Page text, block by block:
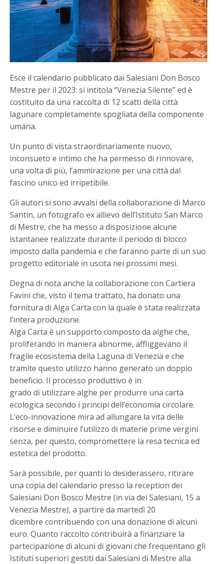
Esce il calendario pubblicato dai Salesiani Don Bosco
Mestre per il 2023: si intitola “Venezia Silente” ed è
costituito da una raccolta di 12 scatti della città
lagunare completamente spogliata della componente
umana.
Un punto di vista straordinariamente nuovo,
inconsueto e intimo che ha permesso di rinnovare,
una volta di più, l’ammirazione per una città dal
fascino unico ed irripetibile.
Gli autori si sono avvalsi della collaborazione di Marco
Santin, un fotografo ex allievo dell’Istituto San Marco
di Mestre, che ha messo a disposizione alcune
istantanee realizzate durante il periodo di blocco
imposto dalla pandemia e che faranno parte di un suo
progetto editoriale in uscita nei prossimi mesi.
Degna di nota anche la collaborazione con Cartiera
Favini che, visto il tema trattato, ha donato una
fornitura di Alga Carta con la quale è stata realizzata
l’intera produzione.
Alga Carta è un supporto composto da alghe che,
proliferando in maniera abnorme, affliggevano il
fragile ecosistema della Laguna di Venezia e che
tramite questo utilizzo hanno generato un doppio
beneficio. Il processo produttivo è in
grado di utilizzare alghe per produrre una carta
ecologica secondo i principi dell’economia circolare.
L’eco-innovazione mira ad allungare la vita delle
risorse e diminuire l’utilizzo di materie prime vergini
senza, per questo, compromettere la resa tecnica ed
estetica del prodotto.
Sarà possibile, per quanti lo desiderassero, ritirare
una copia del calendario presso la reception dei
Salesiani Don Bosco Mestre (in via dei Salesiani, 15 a
Venezia Mestre), a partire da martedì 20
dicembre contribuendo con una donazione di alcuni
euro. Quanto raccolto contribuirà a finanziare la
partecipazione di alcuni di giovani che frequentano gli
Istituti superiori gestiti dai Salesiani di Mestre alla